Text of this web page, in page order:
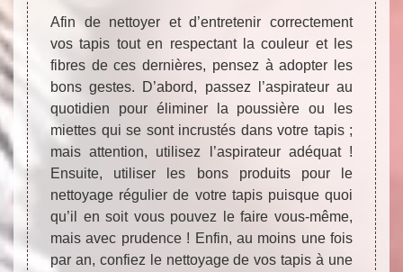
Afin de nettoyer et d’entretenir correctement
vos tapis tout en respectant la couleur et les
fibres de ces dernières, pensez à adopter les
bons gestes. D’abord, passez l’aspirateur au
quotidien pour éliminer la poussière ou les
miettes qui se sont incrustés dans votre tapis ;
mais attention, utilisez l’aspirateur adéquat !
Ensuite, utiliser les bons produits pour le
nettoyage régulier de votre tapis puisque quoi
qu’il en soit vous pouvez le faire vous-même,
mais avec prudence ! Enfin, au moins une fois
par an, confiez le nettoyage de vos tapis à une